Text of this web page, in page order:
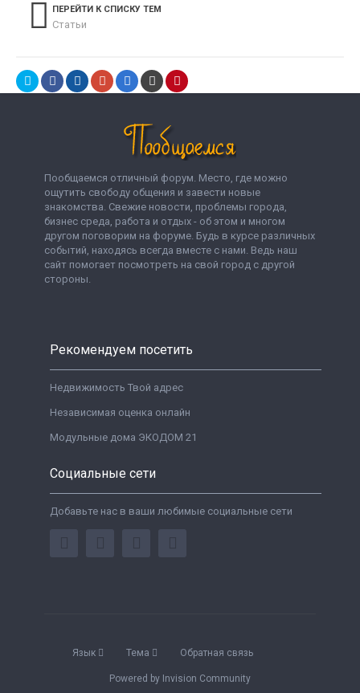
ПЕРЕЙТИ К СПИСКУ ТЕМ
Статьи
Пообщаемся отличный форум. Место, где можно
ощутить свободу общения и завести новые
знакомства. Свежие новости, проблемы города,
бизнес среда, работа и отдых - об этом и многом
другом поговорим на форуме. Будь в курсе различных
событий, находясь всегда вместе с нами. Ведь наш
сайт помогает посмотреть на свой город с другой
стороны.
Рекомендуем посетить
Недвижимость Твой адрес
Независимая оценка онлайн
Модульные дома ЭКОДОМ 21
Социальные сети
Добавьте нас в ваши любимые социальные сети
Язык Тема Обратная связь
Powered by Invision Community